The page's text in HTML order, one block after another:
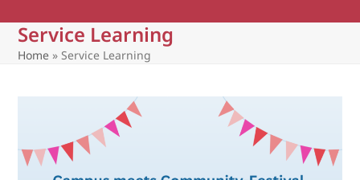
Service Learning
Home »Service Learning